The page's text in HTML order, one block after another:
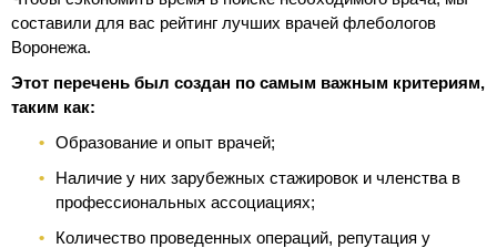
составили для вас рейтинг лучших врачей флебологов
Воронежа.
Этот перечень был создан по самым важным критериям,
таким как:
Образование и опыт врачей;
Наличие у них зарубежных стажировок и членства в
профессиональных ассоциациях;
Количество проведенных операций, репутация у